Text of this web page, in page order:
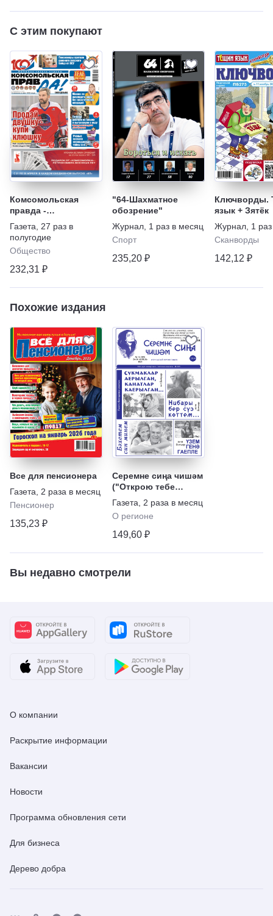
С этим покупают
Комсомольская
правда -
Еженедельник с
"Телепрограммой"
Газета
27 раз в
полугодие
Общество
232,31 ₽
"64-Шахматное
обозрение"
Журнал 1 раз в месяц
Спорт
235,20 ₽
Ключворды.
язык + Зятёк
Журнал 1
Сканворды
142,12 ₽
Похожие издания
Все для пенсионера
Газета
2 раза в месяц
Пенсионер
135,23 ₽
Серемне сиңа чишәм
("Открою тебе
тайну")
Газета
2 раза в месяц
О регионе
149,60 ₽
Вы недавно смотрели
О компании
Раскрытие информации
Вакансии
Новости
Программа обновления сети
Для бизнеса
Дерево добра